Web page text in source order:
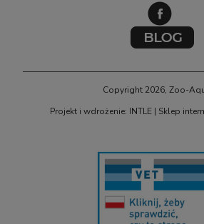
CPF-2500 Samoczyszczący FILTR
11W do 6000L
powiadom o dostępności
Copyright 2026, Zoo-
Projekt i wdrożenie: INTLE| Sklep